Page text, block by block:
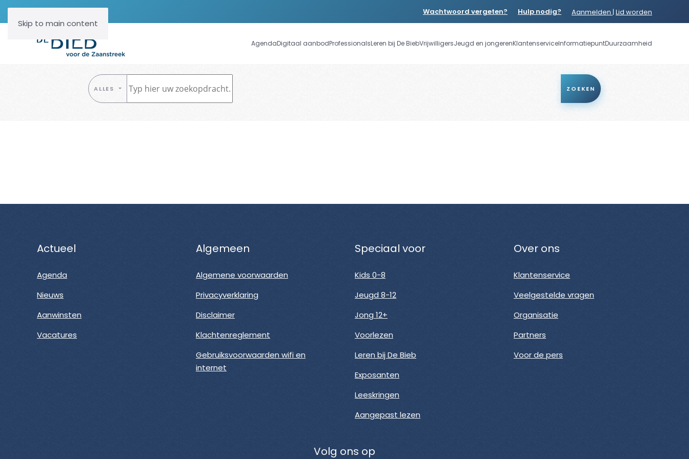
Skip to main content
Wachtwoord vergeten? Hulp nodig? Aanmelden | Lid worden
AgendaDigitaal aanbodProfessionalsLeren bij De BiebVrijwilligersJeugd en jongerenKlantenserviceInformatiepuntDuurzaamheid
ALLES ZOEKEN
Actueel
Agenda
Nieuws
Aanwinsten
Vacatures
Algemeen
Algemene voorwaarden
Privacyverklaring
Disclaimer
Klachtenreglement
Gebruiksvoorwaarden wifi en
internet
Speciaal voor
Kids 0-8
Jeugd 8-12
Jong 12+
Voorlezen
Leren bij De Bieb
Exposanten
Leeskringen
Aangepast lezen
Over ons
Klantenservice
Veelgestelde vragen
Organisatie
Partners
Voor de pers
Volg ons op